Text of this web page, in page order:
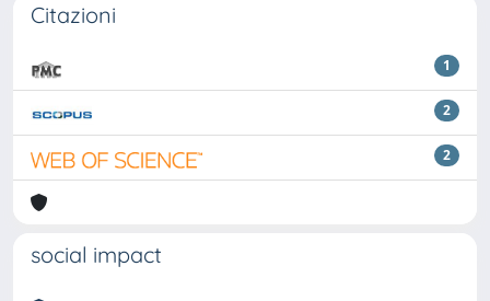
Citazioni
1
2
2
social impact